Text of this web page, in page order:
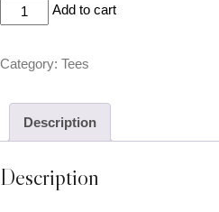
Pfefferminze
Hochgenuss)
Add to cart
Category: Tees
Description
Description